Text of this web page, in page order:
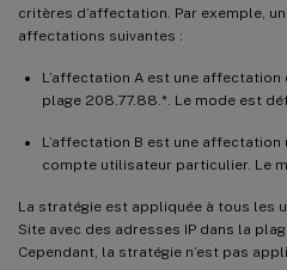
critères d’affectation. Par exemple,
affectations suivantes :
L’affectation A est une affectation
plage 208.77.88.*. Le mode est
L’affectation B est une
compte utilisateur particulier. Le
La stratégie est appliquée à tous les
Site avec des adresses IP dans la
Cependant, la stratégie n’est pas